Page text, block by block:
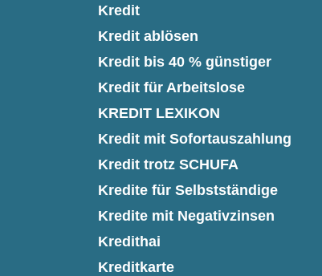
Kredit
Kredit ablösen
Kredit bis 40 % günstiger
Kredit für Arbeitslose
KREDIT LEXIKON
Kredit mit Sofortauszahlung
Kredit trotz SCHUFA
Kredite für Selbstständige
Kredite mit Negativzinsen
Kredithai
Kreditkarte